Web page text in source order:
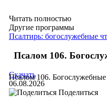
Читать полностью
Другие программы
Псалтирь: богослужебные
Псалом 106.
Псалом 106. Богослужебные
Скачать
06.08.2026
Поделиться